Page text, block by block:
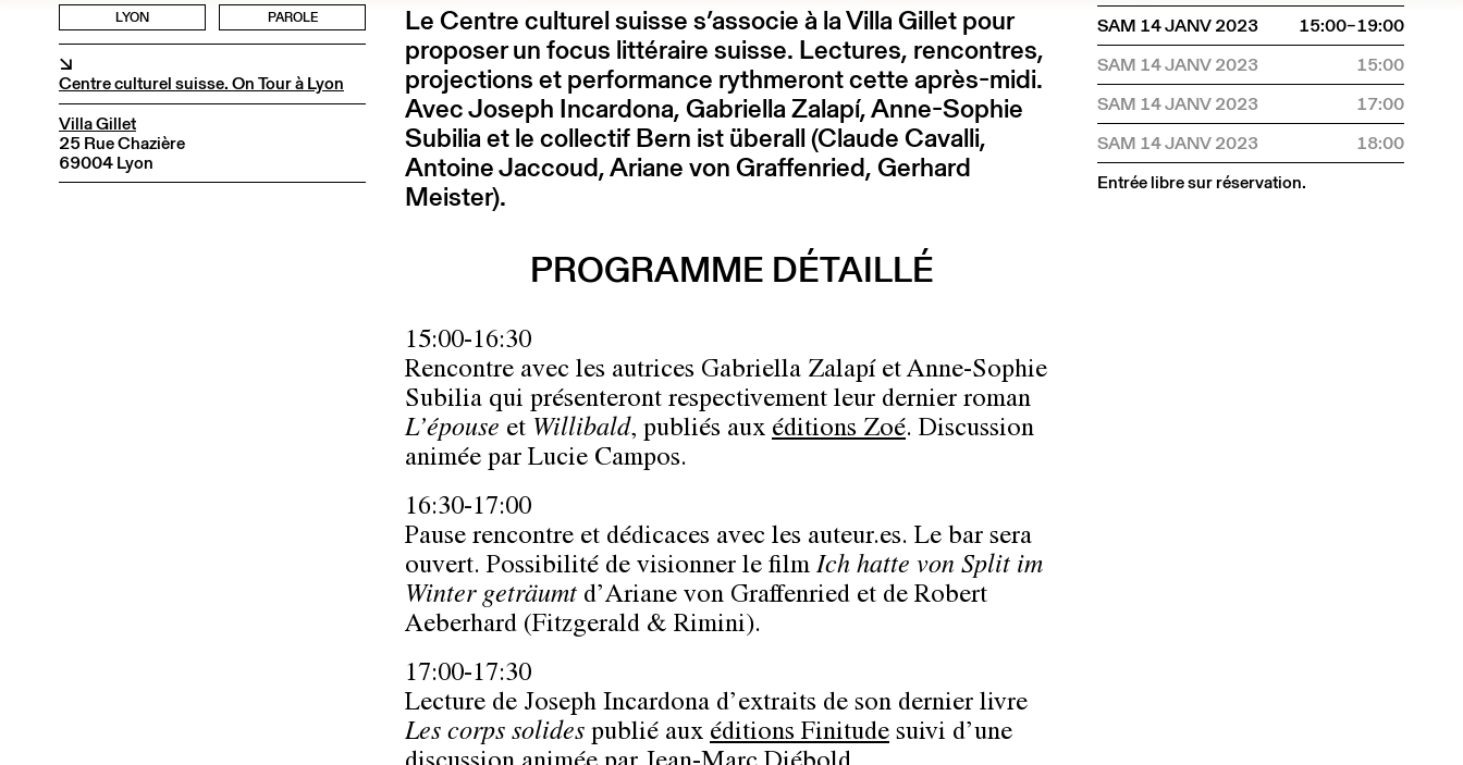
LYON PAROLE
↘
Centre culturel suisse. On Tour à Lyon
Villa Gillet
25 Rue Chazière
69004 Lyon
Le Centre culturel suisse s’associe à la Villa Gillet pour
proposer un focus littéraire suisse. Lectures, rencontres,
projections et performance rythmeront cette après-midi.
Avec Joseph Incardona, Gabriella Zalapí, Anne-Sophie
Subilia et le collectif Bern ist überall (Claude Cavalli,
Antoine Jaccoud, Ariane von Graffenried, Gerhard
Meister).
PROGRAMME DÉTAILLÉ
15:00-16:30
Rencontre avec les autrices Gabriella Zalapí et Anne-Sophie
Subilia qui présenteront respectivement leur dernier roman
L’épouse et Willibald, publiés aux éditions Zoé. Discussion
animée par Lucie Campos.
16:30-17:00
Pause rencontre et dédicaces avec les auteur.es. Le bar sera
ouvert. Possibilité de visionner le film Ich hatte von Split im
Winter geträumt d’Ariane von Graffenried et de Robert
Aeberhard (Fitzgerald & Rimini).
17:00-17:30
Lecture de Joseph Incardona d’extraits de son dernier livre
Les corps solides publié aux éditions Finitude suivi d’une
SAM 14 JANV 2023
15:00–19:00
SAM 14 JANV 2023
15:00
SAM 14 JANV 2023
17:00
SAM 14 JANV 2023
18:00
Entrée libre sur réservation.